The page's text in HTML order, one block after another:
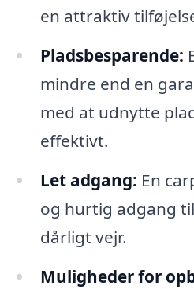
en attraktiv
Pladsbesparende:
mindre end en
med at udnytte
effektivt.
Let adgang: En
og hurtig adgang
dårligt vejr.
Muligheder for